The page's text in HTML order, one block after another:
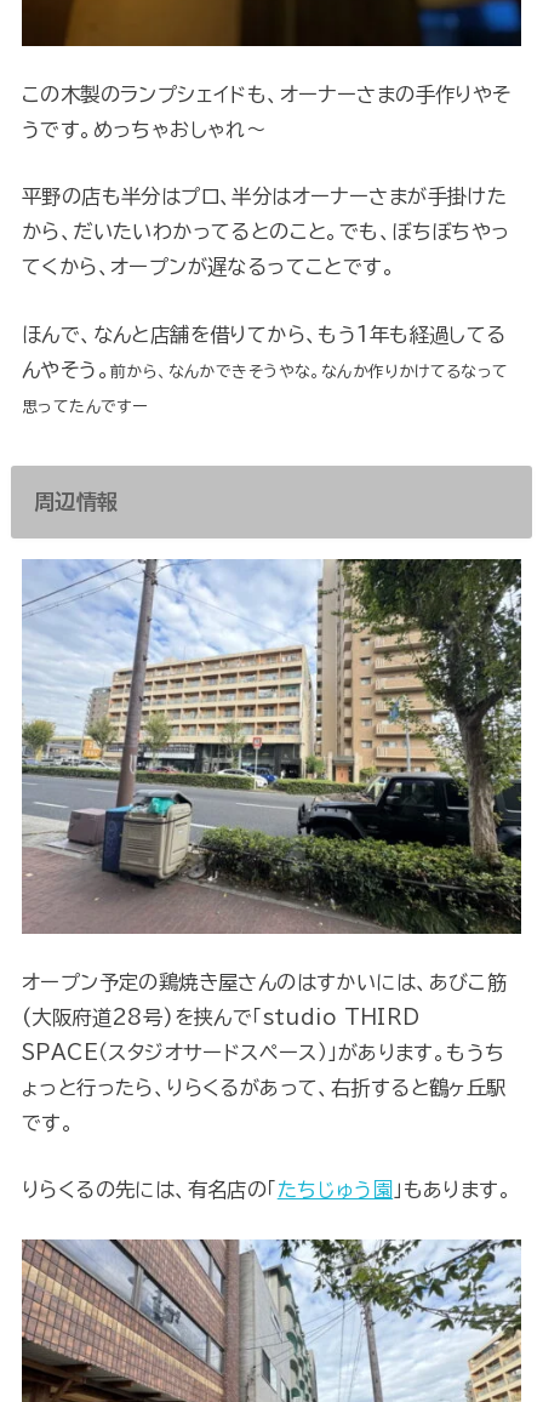
この木製のランプシェイドも、オーナーさまの手作りやそ
うです。めっちゃおしゃれ～
平野の店も半分はプロ、半分はオーナーさまが手掛けた
から、だいたいわかってるとのこと。でも、ぼちぼちやっ
てくから、オープンが遅なるってことです。
ほんで、なんと店舗を借りてから、もう1年も経過してる
んやそう。 前から、なんかできそうやな。なんか作りかけてるなって
思ってたんですー
周辺情報
オープン予定の鶏焼き屋さんのはすかいには、あびこ筋
(大阪府道28号)を挟んで「studio THIRD
SPACE（スタジオサードスペース）」があります。もうち
ょっと行ったら、りらくるがあって、右折すると鶴ヶ丘駅
です。
りらくるの先には、有名店の「 たちじゅう園 」もあります。